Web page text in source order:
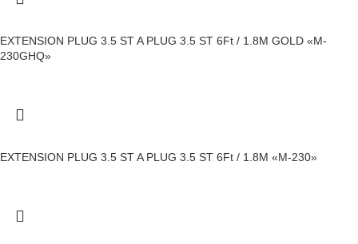
EXTENSION PLUG 3.5 ST A PLUG 3.5 ST 6Ft / 1.8M GOLD «M-
230GHQ»
EXTENSION PLUG 3.5 ST A PLUG 3.5 ST 6Ft / 1.8M «M-230»